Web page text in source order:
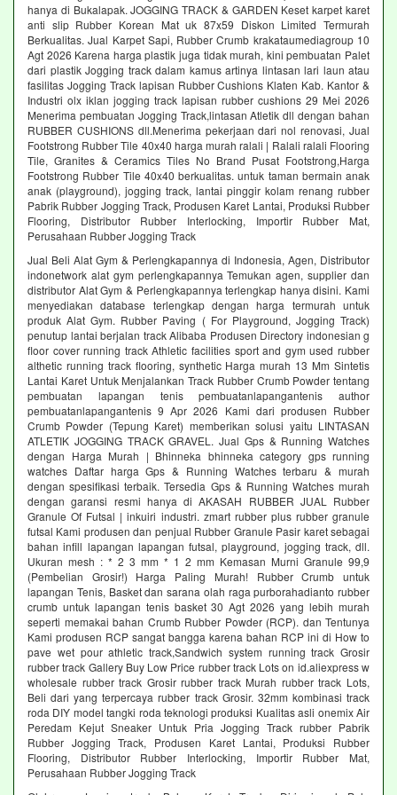
hanya di Bukalapak. JOGGING TRACK & GARDEN Keset karpet karet
anti slip Rubber Korean Mat uk 87x59 Diskon Limited Termurah
Berkualitas. Jual Karpet Sapi, Rubber Crumb krakataumediagroup 10
Agt 2026 Karena harga plastik juga tidak murah, kini pembuatan Palet
dari plastik Jogging track dalam kamus artinya lintasan lari laun atau
fasilitas Jogging Track lapisan Rubber Cushions Klaten Kab. Kantor &
Industri olx iklan jogging track lapisan rubber cushions 29 Mei 2026
Menerima pembuatan Jogging Track,lintasan Atletik dll dengan bahan
RUBBER CUSHIONS dll.Menerima pekerjaan dari nol renovasi, Jual
Footstrong Rubber Tile 40x40 harga murah ralali | Ralali ralali Flooring
Tile, Granites & Ceramics Tiles No Brand Pusat Footstrong,Harga
Footstrong Rubber Tile 40x40 berkualitas. untuk taman bermain anak
anak (playground), jogging track, lantai pinggir kolam renang rubber
Pabrik Rubber Jogging Track, Produsen Karet Lantai, Produksi Rubber
Flooring, Distributor Rubber Interlocking, Importir Rubber Mat,
Perusahaan Rubber Jogging Track
Jual Beli Alat Gym & Perlengkapannya di Indonesia, Agen, Distributor
indonetwork alat gym perlengkapannya Temukan agen, supplier dan
distributor Alat Gym & Perlengkapannya terlengkap hanya disini. Kami
menyediakan database terlengkap dengan harga termurah untuk
produk Alat Gym. Rubber Paving ( For Playground, Jogging Track)
penutup lantai berjalan track Alibaba Produsen Directory indonesian g
floor cover running track Athletic facilities sport and gym used rubber
althetic running track flooring, synthetic Harga murah 13 Mm Sintetis
Lantai Karet Untuk Menjalankan Track Rubber Crumb Powder tentang
pembuatan lapangan tenis pembuatanlapangantenis author
pembuatanlapangantenis 9 Apr 2026 Kami dari produsen Rubber
Crumb Powder (Tepung Karet) memberikan solusi yaitu LINTASAN
ATLETIK JOGGING TRACK GRAVEL. Jual Gps & Running Watches
dengan Harga Murah | Bhinneka bhinneka category gps running
watches Daftar harga Gps & Running Watches terbaru & murah
dengan spesifikasi terbaik. Tersedia Gps & Running Watches murah
dengan garansi resmi hanya di AKASAH RUBBER JUAL Rubber
Granule Of Futsal | inkuiri industri. zmart rubber plus rubber granule
futsal Kami produsen dan penjual Rubber Granule Pasir karet sebagai
bahan infill lapangan lapangan futsal, playground, jogging track, dll.
Ukuran mesh : * 2 3 mm * 1 2 mm Kemasan Murni Granule 99,9
(Pembelian Grosir!) Harga Paling Murah! Rubber Crumb untuk
lapangan Tenis, Basket dan sarana olah raga purborahadianto rubber
crumb untuk lapangan tenis basket 30 Agt 2026 yang lebih murah
seperti memakai bahan Crumb Rubber Powder (RCP). dan Tentunya
Kami produsen RCP sangat bangga karena bahan RCP ini di How to
pave wet pour athletic track,Sandwich system running track Grosir
rubber track Gallery Buy Low Price rubber track Lots on id.aliexpress w
wholesale rubber track Grosir rubber track Murah rubber track Lots,
Beli dari yang terpercaya rubber track Grosir. 32mm kombinasi track
roda DIY model tangki roda teknologi produksi Kualitas asli onemix Air
Peredam Kejut Sneaker Untuk Pria Jogging Track rubber Pabrik
Rubber Jogging Track, Produsen Karet Lantai, Produksi Rubber
Flooring, Distributor Rubber Interlocking, Importir Rubber Mat,
Perusahaan Rubber Jogging Track